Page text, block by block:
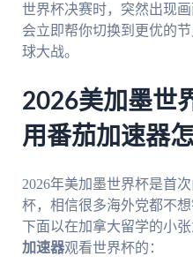
世界杯决赛时，突然出现
会立即帮你切换到更优的
球大战。
2026美加墨世
用番茄加速器
2026年美加墨世界杯是首
杯，相信很多海外党都不
下面以在加拿大留学的小
加速器观看世界杯的：